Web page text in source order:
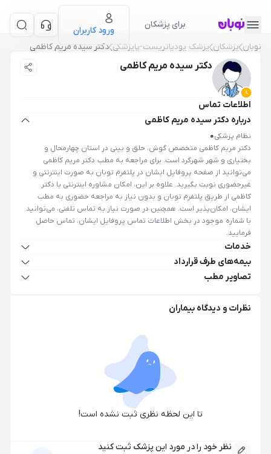
برای پزشکان
ورود کاربران
نوبان پزشکان پزشک پودیاتریست-پاپزشکی دکتر سیده مریم کاظمی
دکتر سیده مریم کاظمی
اطلاعات تماس
درباره دکتر سیده مریم کاظمی
نظام پزشکی0
دکتر مریم کاظمی متخصص گوش، حلق و بینی در استان چهارمحال و
بختیاری و شهر شهرکرد است. برای مراجعه به مطب دکتر مریم کاظمی
می‌توانید از صفحه پروفایل ایشان در پلتفرم نوبان به ‌صورت اینترنتی و
غیرحضوری نوبت بگیرید. علاوه بر این، امکان مشاوره اینترنتی با دکتر
کاظمی از طریق پلتفرم نوبان و بدون نیاز به مراجعه حضوری به مطب
ایشان، امکان‌پذیر است. همچنین در صورت نیاز به تماس تلفنی، می‌توانید
با شماره موجود در بخش اطلاعات تماس پروفایل ایشان، تماس حاصل
فرمایید.
خدمات
بیمه‌های طرف قرارداد
تصاویر مطب
نظرات و دیدگاه بیماران
تا این لحظه نظری ثبت نشده است!
نظر خود را در مورد این پزشک ثبت کنید